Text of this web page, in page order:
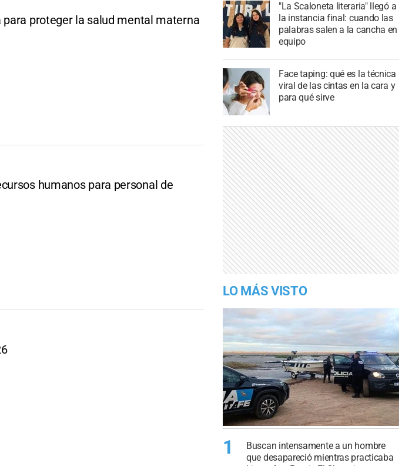
proteger la salud mental materna
humanos para personal de
"La Scaloneta literaria" llegó a
la instancia final: cuando las
palabras salen a la cancha en
equipo
Face taping: qué es la técnica
viral de las cintas en la cara y
para qué sirve
LO MÁS VISTO
1
Buscan intensamente a un hombre
que desapareció mientras practicaba